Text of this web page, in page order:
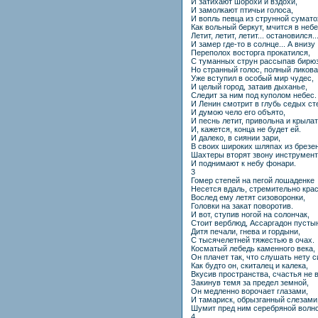
И замолкают птичьи голоса,
И вопль певца из струнной
Как вольный беркут, мчится в
Летит, летит, летит... остановился...
И замер где-то в солнце... А внизу
Переполох восторга прокатился,
С туманных струн рассыпав
Но странный голос, полный
Уже вступил в особый мир чудес,
И целый город, затаив дыханье,
Следит за ним под куполом небес.
И Ленин смотрит в глубь седых
И думою чело его объято,
И песнь летит, привольна и
И, кажется, конца не будет ей.
И далеко, в сиянии зари,
В своих широких шляпах из
Шахтеры вторят звону
И поднимают к небу фонари.
3
Гомер степей на пегой лошаденке
Несется вдаль, стремительно
Вослед ему летят сизоворонки,
Головки на закат поворотив.
И вот, ступив ногой на солончак,
Стоит верблюд, Ассаргадон
Дитя печали, гнева и гордыни,
С тысячелетней тяжестью в очах.
Косматый лебедь каменного века,
Он плачет так, что слушать нету
Как будто он, скиталец и калека,
Вкусив пространства, счастья не
Закинув темя за предел земной,
Он медленно ворочает глазами,
И тамариск, обрызганный слезами,
Шумит пред ним серебряной